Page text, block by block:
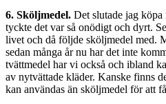
6. Sköljmedel. Det slutade jag
tyckte det var så onödigt och dyrt.
livet och då följde sköljmedel med.
sedan många år nu har det inte
tvättmedel har vi också och ibland
av nytvättade kläder. Kanske finns
kan användas än sköljmedel för att